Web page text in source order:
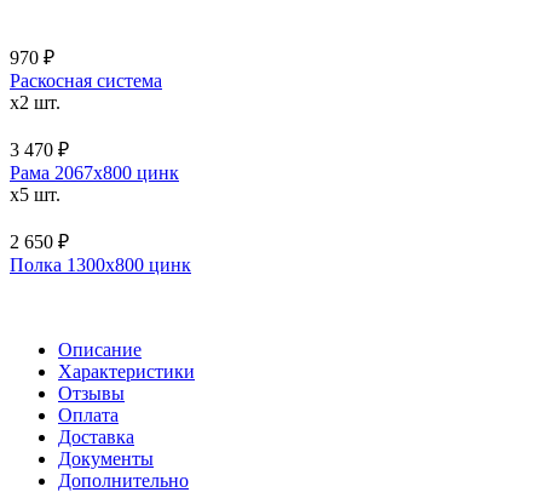
970 ₽
Раскосная система
x2 шт.
3 470 ₽
Рама 2067х800 цинк
x5 шт.
2 650 ₽
Полка 1300x800 цинк
Описание
Характеристики
Отзывы
Оплата
Доставка
Документы
Дополнительно